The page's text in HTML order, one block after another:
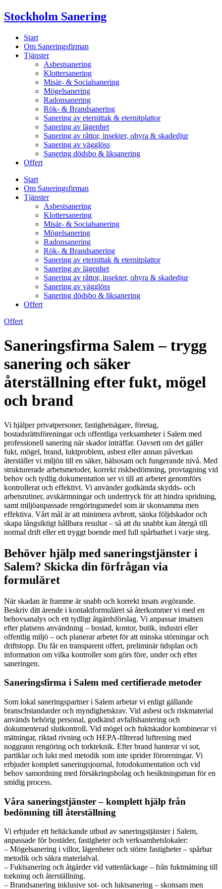
Skip
to
Stockholm Sanering
Start
Om Saneringsfirman
Tjänster
Asbestsanering
Klottersanering
Misär- & Socialsanering
Mögelsanering
Radonsanering
Rök- & Brandsanering
Sanering av eternittak & eternitplattor
Sanering av lägenhet
Sanering av råttor, insekter, ohyra & skadedjur
Sanering av vägglöss
Sanering dödsbo & liksanering
Offert
Start
Om Saneringsfirman
Tjänster
Asbestsanering
Klottersanering
Misär- & Socialsanering
Mögelsanering
Radonsanering
Rök- & Brandsanering
Sanering av eternittak & eternitplattor
Sanering av lägenhet
Sanering av råttor, insekter, ohyra & skadedjur
Sanering av vägglöss
Sanering dödsbo & liksanering
Offert
Offert
Saneringsfirma Salem – trygg
sanering och säker
återställning efter fukt, mögel
och brand
Vi hjälper privatpersoner, fastighetsägare, företag,
bostadsrättsföreningar och offentliga verksamheter i Salem med
professionell sanering när skador inträffar. Oavsett om det gäller
fukt, mögel, brand, luktproblem, asbest eller annan påverkan
återställer vi miljön till en säker, hälsosam och fungerande nivå. Med
strukturerade arbetsmetoder, korrekt riskbedömning, provtagning vid
behov och tydlig dokumentation ser vi till att arbetet genomförs
kontrollerat och effektivt. Vi använder godkända skydds- och
arbetsrutiner, avskärmningar och undertryck för att hindra spridning,
samt miljöanpassade rengöringsmedel som är skonsamma men
effektiva. Vårt mål är att minimera avbrott, sänka följdskador och
skapa långsiktigt hållbara resultat – så att du snabbt kan återgå till
normal drift eller ett tryggt boende med full spårbarhet i varje steg.
Behöver hjälp med saneringstjänster i
Salem? Skicka din förfrågan via
formuläret
När skadan är framme är snabb och korrekt insats avgörande.
Beskriv ditt ärende i kontaktformuläret så återkommer vi med en
behovsanalys och ett tydligt åtgärdsförslag. Vi anpassar insatsen
efter platsens användning – bostad, kontor, butik, industri eller
offentlig miljö – och planerar arbetet för att minska störningar och
driftstopp. Du får en transparent offert, preliminär tidsplan och
information om vilka kontroller som görs före, under och efter
saneringen.
Saneringsfirma i Salem med certifierade metoder
Som lokal saneringspartner i Salem arbetar vi enligt gällande
branschstandarder och myndighetskrav. Vid asbest och riskmaterial
används behörig personal, godkänd avfallshantering och
dokumenterad slutkontroll. Vid mögel och fuktskador kombinerar vi
mätningar, riktad rivning och HEPA-filtrerad luftrening med
noggrann rengöring och torkteknik. Efter brand hanterar vi sot,
partiklar och lukt med metodik som inte sprider föroreningar. Vi
erbjuder komplett saneringsjournal, fotodokumentation och vid
behov samordning med försäkringsbolag och besiktningsman för en
smidig process.
Våra saneringstjänster – komplett hjälp från
bedömning till återställning
Vi erbjuder ett heltäckande utbud av saneringstjänster i Salem,
anpassade för bostäder, fastigheter och verksamhetslokaler:
– Mögelsanering i villor, lägenheter och större fastigheter – spårbar
metodik och säkra materialval.
– Fuktsanering och åtgärder vid vattenläckage – från fuktmätning till
torkning och återställning.
– Brandsanering inklusive sot- och luktsanering – skonsam men